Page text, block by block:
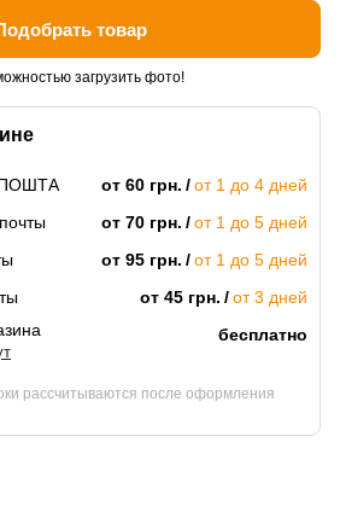
ПОШТА от 60 грн.
от 1 до 4 дней
от 70 грн.
от 1 до 5 дней
от 95 грн.
от 1 до 5 дней
от 45 грн.
от 3 дней
бесплатно
рассчитываются после оформления
товар
загрузить фото!